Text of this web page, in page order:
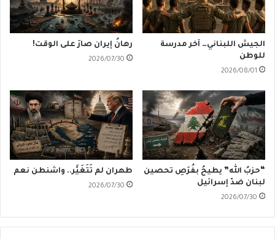
الجيش اللبناني… آخر مدرسة
للوطن
2026/08/01
رهانُ إيران صارَ على الوقت!
2026/07/30
“حزبُ الله” يطيحُ بفُرَصِ تحصين
لبنان ضدّ إسرائيل
2026/07/30
طهران لم تَتَغَيَّر.. واشنطن نعم
2026/07/30